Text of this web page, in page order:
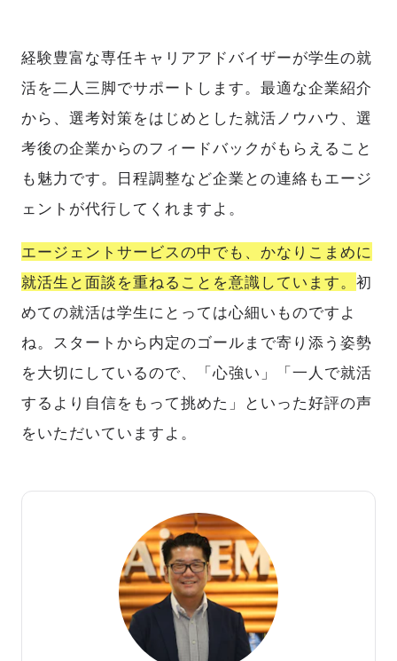
経験豊富な専任キャリアアドバイザーが学生の就
活を二人三脚でサポートします。最適な企業紹介
から、選考対策をはじめとした就活ノウハウ、選
考後の企業からのフィードバックがもらえること
も魅力です。日程調整など企業との連絡もエージ
ェントが代行してくれますよ。
エージェントサービスの中でも、かなりこまめに
就活生と面談を重ねることを意識しています。 初
めての就活は学生にとっては心細いものですよ
ね。スタートから内定のゴールまで寄り添う姿勢
を大切にしているので、「心強い」「一人で就活
するより自信をもって挑めた」といった好評の声
をいただいていますよ。